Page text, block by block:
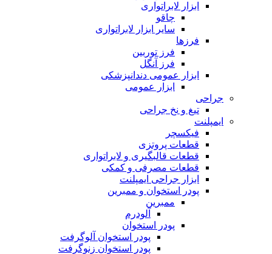
ابزار لابراتواری
چاقو
سایر ابزار لابراتواری
فرزها
فرز توربین
فرز آنگل
ابزار عمومی دندانپزشکی
ابزار عمومی
جراحی
تیغ و نخ جراحی
ایمپلنت
فیکسچر
قطعات پروتزی
قطعات قالبگیری و لابراتواری
قطعات مصرفی و کمکی
ابزار جراحی ایمپلنت
پودر استخوان و ممبرین
ممبرین
آلودرم
پودر استخوان
پودر استخوان آلوگرفت
پودر استخوان زنوگرفت